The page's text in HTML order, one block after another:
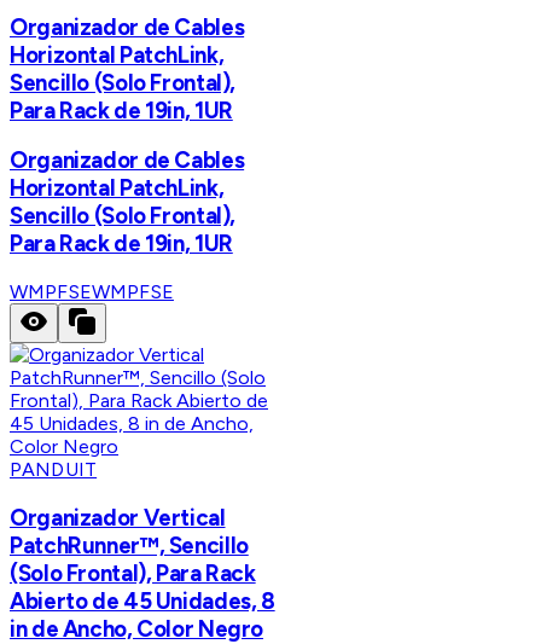
Organizador de Cables
Horizontal PatchLink,
Sencillo (Solo Frontal),
Para Rack de 19in, 1UR
Organizador de Cables
Horizontal PatchLink,
Sencillo (Solo Frontal),
Para Rack de 19in, 1UR
WMPFSEWMPFSE
PANDUIT
Organizador Vertical
PatchRunner™, Sencillo
(Solo Frontal), Para Rack
Abierto de 45 Unidades, 8
in de Ancho, Color Negro